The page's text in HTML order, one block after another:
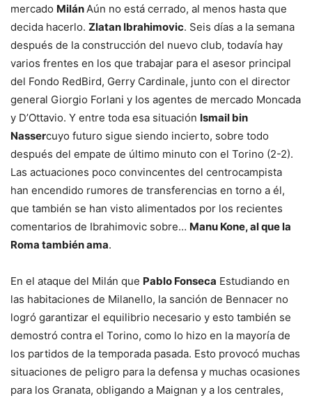
mercado Milán Aún no está cerrado, al menos hasta que
decida hacerlo. Zlatan Ibrahimovic. Seis días a la semana
después de la construcción del nuevo club, todavía hay
varios frentes en los que trabajar para el asesor principal
del Fondo RedBird, Gerry Cardinale, junto con el director
general Giorgio Forlani y los agentes de mercado Moncada
y D’Ottavio. Y entre toda esa situación Ismail bin
Nassercuyo futuro sigue siendo incierto, sobre todo
después del empate de último minuto con el Torino (2-2).
Las actuaciones poco convincentes del centrocampista
han encendido rumores de transferencias en torno a él,
que también se han visto alimentados por los recientes
comentarios de Ibrahimovic sobre… Manu Kone, al que la
Roma también ama.
En el ataque del Milán que Pablo Fonseca Estudiando en
las habitaciones de Milanello, la sanción de Bennacer no
logró garantizar el equilibrio necesario y esto también se
demostró contra el Torino, como lo hizo en la mayoría de
los partidos de la temporada pasada. Esto provocó muchas
situaciones de peligro para la defensa y muchas ocasiones
para los Granata, obligando a Maignan y a los centrales,